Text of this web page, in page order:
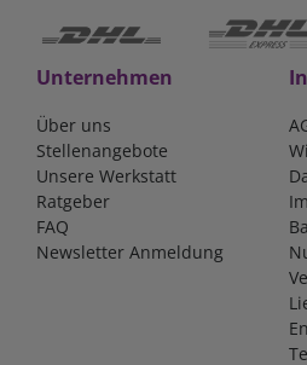
Unternehmen
Über uns
Stellenangebote
Unsere Werkstatt
Ratgeber
FAQ
Newsletter Anmeldung